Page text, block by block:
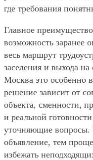
где требования
Главное
возможность заранее
весь маршрут
заселения и выхода
Москва это особенно
решение зависит от
объекта, сменности,
и реальной
уточняющие вопросы.
объявление, тем
избежать